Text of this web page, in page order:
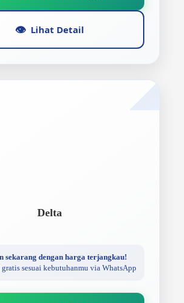
👁️ Lihat Detail
Delta
sekarang dengan harga terjangkau!
sesuai kebutuhanmu via WhatsApp